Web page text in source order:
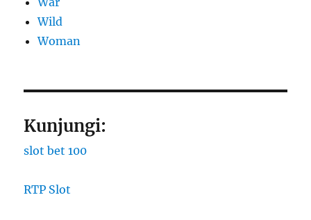
Wild
Woman
Kunjungi:
slot bet 100
RTP Slot